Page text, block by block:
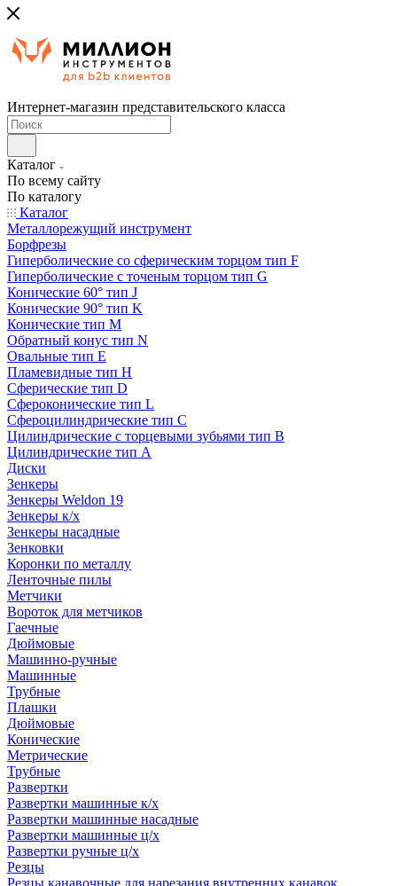
Интернет-магазин представительского класса
Каталог
По всему сайту
По каталогу
Каталог
Металлорежущий инструмент
Борфрезы
Гиперболические cо сферическим торцом тип F
Гиперболические с точеным торцом тип G
Конические 60° тип J
Конические 90° тип K
Конические тип M
Обратный конус тип N
Овальные тип E
Пламевидные тип H
Сферические тип D
Сфероконические тип L
Сфероцилиндрические тип C
Цилиндрические с торцевыми зубьями тип B
Цилиндрические тип А
Диски
Зенкеры
Зенкеры Weldon 19
Зенкеры к/х
Зенкеры насадные
Зенковки
Коронки по металлу
Ленточные пилы
Метчики
Вороток для метчиков
Гаечные
Дюймовые
Машинно-ручные
Машинные
Трубные
Плашки
Дюймовые
Конические
Метрические
Трубные
Развертки
Развертки машинные к/х
Развертки машинные насадные
Развертки машинные ц/х
Развертки ручные ц/х
Резцы
Резцы канавочные для нарезания внутренних канавок